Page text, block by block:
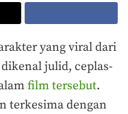
yang viral dari
dikenal julid, ceplas-
film tersebut.
terkesima dengan